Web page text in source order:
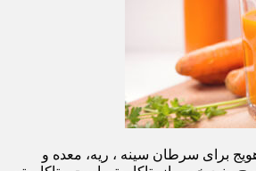
برای سرطان سینه ، ریه، معده و